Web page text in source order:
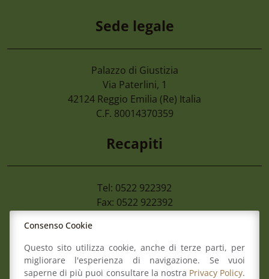
6 Agosto 2026
Convegno “la Tutela Dell’ambiente,
Nel D.lgs. 81/2026. Le Nuove
Sede legale
Palazzo di Giustizia
Via Paterlini, 1
42124 Reggio Emilia (Re) Italia
C.F. 80014370359
Recapiti
Tel: 0522 922392
Fax: 0522 922392
Mail:info@ordineforense.re.it
Pec:ord.reggioemilia@cert.legalmail.it
L’Ordine
Consenso Cookie
Questo sito utilizza cookie, anche di terze parti, per
migliorare l'esperienza di navigazione. Se vuoi
saperne di più puoi consultare la nostra Privacy Policy.